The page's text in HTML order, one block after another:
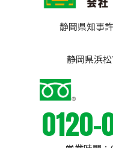
静岡県知事
静岡県浜